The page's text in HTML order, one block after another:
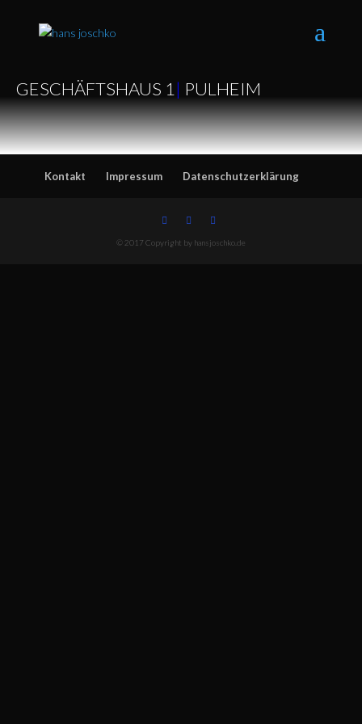
GESCHÄFTSHAUS 1 | PULHEIM
Kontakt Impressum Datenschutzerklärung
© 2017 Copyright by hansjoschko.de